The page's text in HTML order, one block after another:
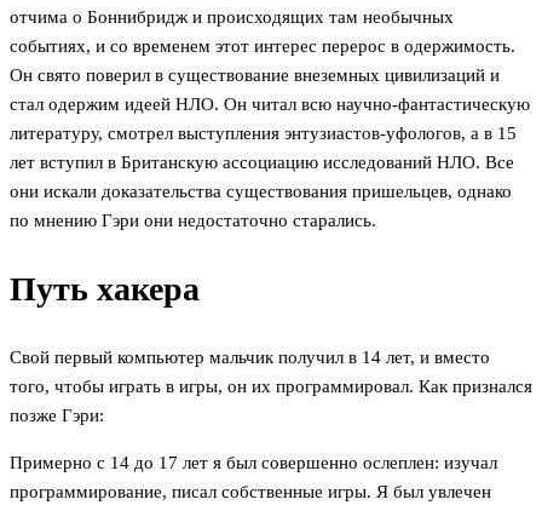
отчима о Боннибридж и происходящих там необычных
событиях, и со временем этот интерес перерос в одержимость.
Он свято поверил в существование внеземных цивилизаций и
стал одержим идеей НЛО. Он читал всю научно-фантастическую
литературу, смотрел выступления энтузиастов-уфологов, а в 15
лет вступил в Британскую ассоциацию исследований НЛО. Все
они искали доказательства существования пришельцев, однако
по мнению Гэри они недостаточно старались.
Путь хакера
Свой первый компьютер мальчик получил в 14 лет, и вместо
того, чтобы играть в игры, он их программировал. Как признался
позже Гэри:
Примерно с 14 до 17 лет я был совершенно ослеплен: изучал
программирование, писал собственные игры. Я был увлечен